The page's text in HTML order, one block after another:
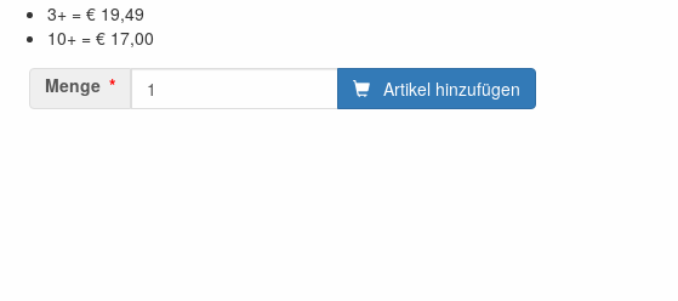
3+ = € 19,49
10+ = € 17,00
Menge
Artikel hinzufügen